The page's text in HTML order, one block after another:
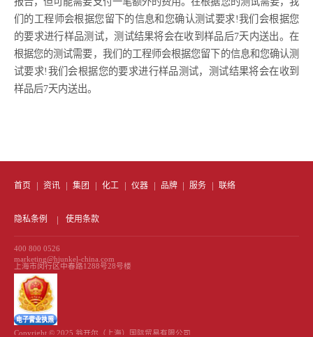
们的工程师会根据您留下的信息和您确认测试要求!我们会根据您
的要求进行样品测试，测试结果将会在收到样品后7天内送出。在
根据您的测试需要，我们的工程师会根据您留下的信息和您确认测
试要求!我们会根据您的要求进行样品测试，测试结果将会在收到
样品后7天内送出。
首页 资讯 集团 化工 仪器 品牌 服务 联络
隐私条例 使用条款
400 800 0526
marketing@hjunkel-china.com
上海市闵行区中春路1288号28号楼
Copyright © 2025 翁开尔（上海）国际贸易有限公司